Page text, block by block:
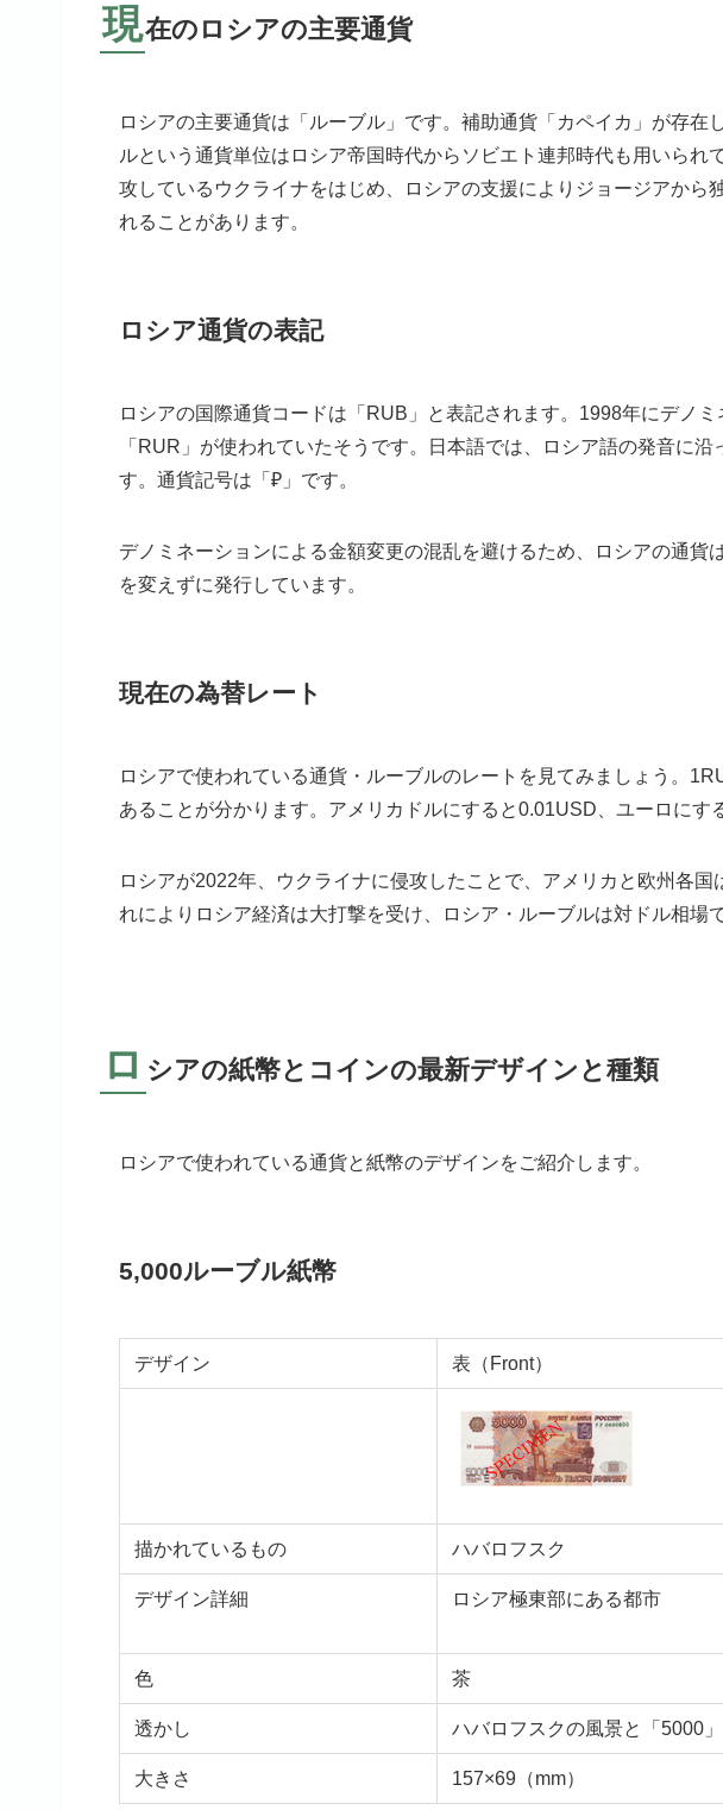
現在のロシアの主要通貨
ロシアの主要通貨は「ルーブル」です。補助通貨「カペイカ」が存在
ルという通貨単位はロシア帝国時代からソビエト連邦時代も用いられ
攻しているウクライナをはじめ、ロシアの支援によりジョージアから
れることがあります。
ロシア通貨の表記
ロシアの国際通貨コードは「RUB」と表記されます。1998年にデノ
「RUR」が使われていたそうです。日本語では、ロシア語の発音に
す。通貨記号は「₽」です。
デノミネーションによる金額変更の混乱を避けるため、ロシアの通貨
を変えずに発行しています。
現在の為替レート
ロシアで使われている通貨・ルーブルのレートを見てみましょう。
あることが分かります。アメリカドルにすると0.01USD、ユーロにす
ロシアが2022年、ウクライナに侵攻したことで、アメリカと欧州各
れによりロシア経済は大打撃を受け、ロシア・ルーブルは対ドル相場
ロ シアの紙幣とコインの最新デザインと種類
ロシアで使われている通貨と紙幣のデザインをご紹介します。
5,000ルーブル紙幣
デザイン 表（Front）
描かれているもの ハバロフスク
デザイン詳細 ロシア極東部にある都市
色 茶
透かし ハバロフスクの風景と「5000
大きさ 157×69（mm）